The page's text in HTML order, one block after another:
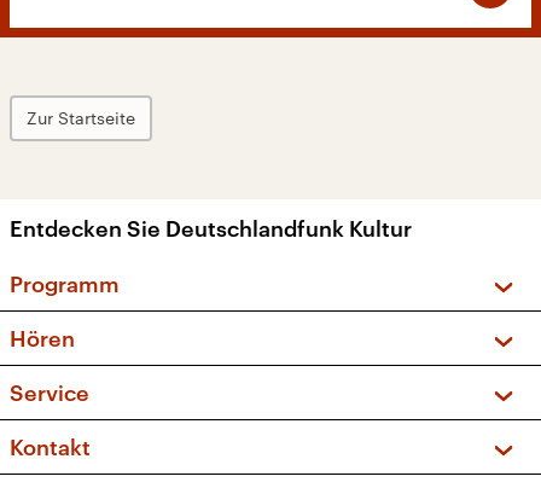
Zur Startseite
Entdecken Sie Deutschlandfunk Kultur
Programm
Sendungen und Podcasts
Musikliste
Kakadu – Das Kinderprogramm
Hören
Frequenzen (UKW + DAB+)
Service
FAQ
Apps
Kontakt